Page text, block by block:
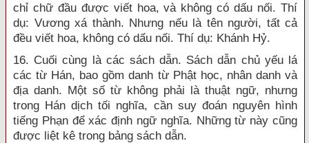
chỉ chữ đầu được viết hoa, và không có dấu nối. Thí
dụ: Vương xá thành. Nhưng nếu là tên người, tất cả
đều viết hoa, không có dấu nối. Thí dụ: Khánh Hỷ.
16. Cuối cùng là các sách dẫn. Sách dẫn chủ yếu lá
các từ Hán, bao gồm danh từ Phật học, nhân danh và
địa danh. Một số từ không phải là thuật ngữ, nhưng
trong Hán dịch tối nghĩa, cần suy đoán nguyên hình
tiếng Phạn để xác định ngữ nghĩa. Những từ này cũng
được liệt kê trong bảng sách dẫn.